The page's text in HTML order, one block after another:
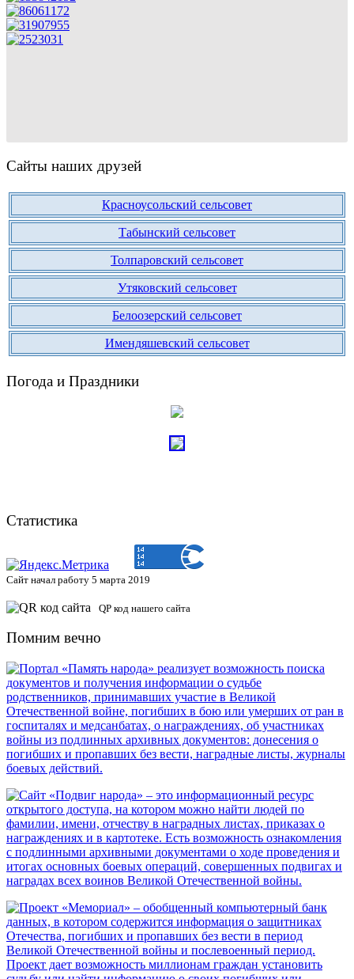
Сайты наших друзей
Красноусольский сельсовет
Табынский сельсовет
Толпаровский сельсовет
Утяковский сельсовет
Белоозерский сельсовет
Имендяшевский сельсовет
Погода и Праздники
Статистика
Сайт начал работу 5 марта 2019
QP код нашего сайта
Помним вечно